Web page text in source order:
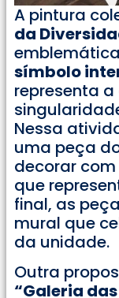
A pintura
da
símbolo
representa
Nessa
uma peça
decorar
que
final, as
mural que
da unidade.
Outra
“Galeria